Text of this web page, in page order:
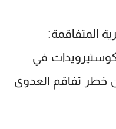
المتفاقمة:
في
خطر تفاقم العدوى